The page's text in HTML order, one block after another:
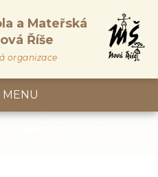
a Mateřská
Říše
organizace
MENU